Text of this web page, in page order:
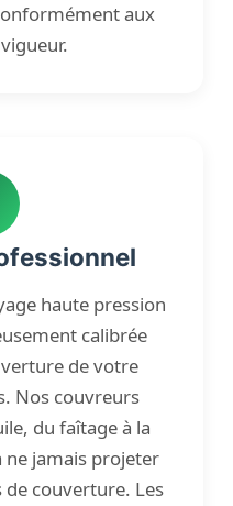
aux
haute pression
calibrée
de votre
Nos couvreurs
du faîtage à la
jamais projeter
de couverture. Les